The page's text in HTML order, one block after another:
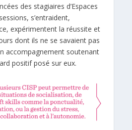
des stagiaires d’Espaces
s’entraident,
expérimentent la réussite et
dont ils ne se savaient pas
accompagnement soutenant
positif posé sur eux.